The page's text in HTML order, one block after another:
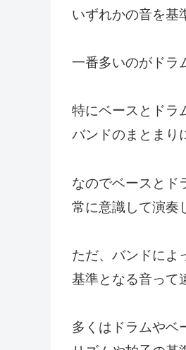
いずれかの音を基
一番多いのがドラ
特にベースとドラ
バンドのまとまり
なのでベースとド
常に意識して演奏
ただ、バンドによ
基準となる音って
多くはドラムやベ